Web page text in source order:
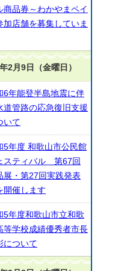
商品券～わかやまペイ
加店舗を募集していま
2月9日（金曜日）
6年能登半島地震に伴
道管路の応急復旧支援
いて
5年度 和歌山市公民館
スティバル 第67回
展・第27回実践発表
開催します
5年度和歌山市立和歌
等学校成績優秀者市長
について